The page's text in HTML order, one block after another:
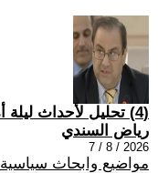
(4) تحليل لأحداث ليلة أمس في العراق
رياض السندي
2026 / 8 / 7
مواضيع وابحاث سياسية